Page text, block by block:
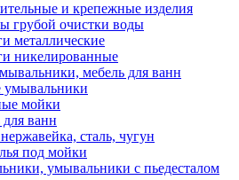
и крепежные изделия
грубой очистки воды
металлические
никелированные
мебель для ванн
умывальники
мойки
ванн
сталь, чугун
под мойки
умывальники с пьедесталом